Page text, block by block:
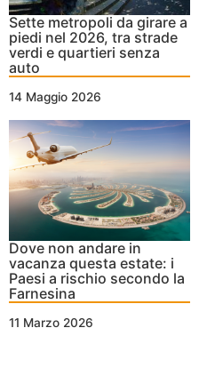
Sette metropoli da girare a
piedi nel 2026, tra strade
verdi e quartieri senza
auto
14 Maggio 2026
Dove non andare in
vacanza questa estate: i
Paesi a rischio secondo la
Farnesina
11 Marzo 2026